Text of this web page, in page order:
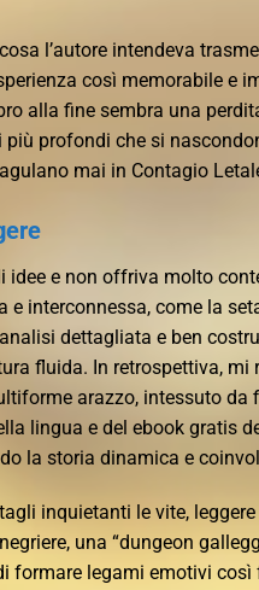
l’autore intendeva
così memorabile e
alla fine sembra una
più profondi che si
mai in Contagio
idee e non offriva molto
e interconnessa, come la
dettagliata e ben
fluida. In retrospettiva, mi
arazzo, intessuto da
lingua e del ebook gratis
la storia dinamica e
inquietanti le vite,
una “dungeon
formare legami emotivi